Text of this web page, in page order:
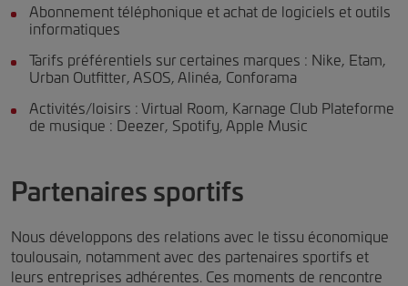
Abonnement téléphonique et achat de logiciels et outils
informatiques
Tarifs préférentiels sur certaines marques : Nike, Etam,
Urban Outfitter, ASOS, Alinéa, Conforama
Activités/loisirs : Virtual Room, Karnage Club Plateforme
de musique : Deezer, Spotify, Apple Music
Partenaires sportifs
Nous développons des relations avec le tissu économique
toulousain, notamment avec des partenaires sportifs et
leurs entreprises adhérentes. Ces moments de rencontre